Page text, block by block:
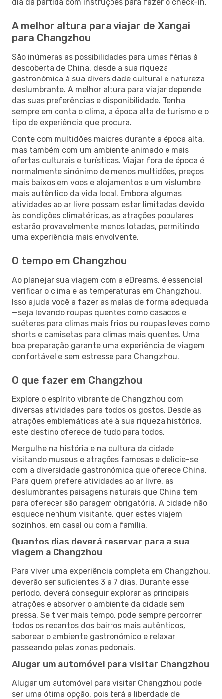
dia da partida com instruções para fazer o check-in.
A melhor altura para viajar de Xangai
para Changzhou
São inúmeras as possibilidades para umas férias à
descoberta de China, desde a sua riqueza
gastronómica à sua diversidade cultural e natureza
deslumbrante. A melhor altura para viajar depende
das suas preferências e disponibilidade. Tenha
sempre em conta o clima, a época alta de turismo e o
tipo de experiência que procura.
Conte com multidões maiores durante a época alta,
mas também com um ambiente animado e mais
ofertas culturais e turísticas. Viajar fora de época é
normalmente sinónimo de menos multidões, preços
mais baixos em voos e alojamentos e um vislumbre
mais autêntico da vida local. Embora algumas
atividades ao ar livre possam estar limitadas devido
às condições climatéricas, as atrações populares
estarão provavelmente menos lotadas, permitindo
uma experiência mais envolvente.
O tempo em Changzhou
Ao planejar sua viagem com a eDreams, é essencial
verificar o clima e as temperaturas em Changzhou.
Isso ajuda você a fazer as malas de forma adequada
—seja levando roupas quentes como casacos e
suéteres para climas mais frios ou roupas leves como
shorts e camisetas para climas mais quentes. Uma
boa preparação garante uma experiência de viagem
confortável e sem estresse para Changzhou.
O que fazer em Changzhou
Explore o espírito vibrante de Changzhou com
diversas atividades para todos os gostos. Desde as
atrações emblemáticas até à sua riqueza histórica,
este destino oferece de tudo para todos.
Mergulhe na história e na cultura da cidade
visitando museus e atrações famosas e delicie-se
com a diversidade gastronómica que oferece China.
Para quem prefere atividades ao ar livre, as
deslumbrantes paisagens naturais que China tem
para oferecer são paragem obrigatória. A cidade não
esquece nenhum visitante, quer estes viajem
sozinhos, em casal ou com a família.
Quantos dias deverá reservar para a sua
viagem a Changzhou
Para viver uma experiência completa em Changzhou,
deverão ser suficientes 3 a 7 dias. Durante esse
período, deverá conseguir explorar as principais
atrações e absorver o ambiente da cidade sem
pressa. Se tiver mais tempo, pode sempre percorrer
todos os recantos dos bairros mais autênticos,
saborear o ambiente gastronómico e relaxar
passeando pelas zonas pedonais.
Alugar um automóvel para visitar Changzhou
Alugar um automóvel para visitar Changzhou pode
ser uma ótima opção, pois terá a liberdade de